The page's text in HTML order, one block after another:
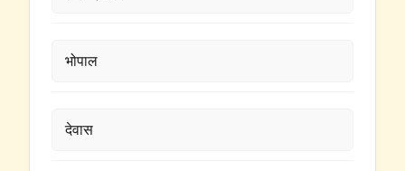
भोपाल
देवास